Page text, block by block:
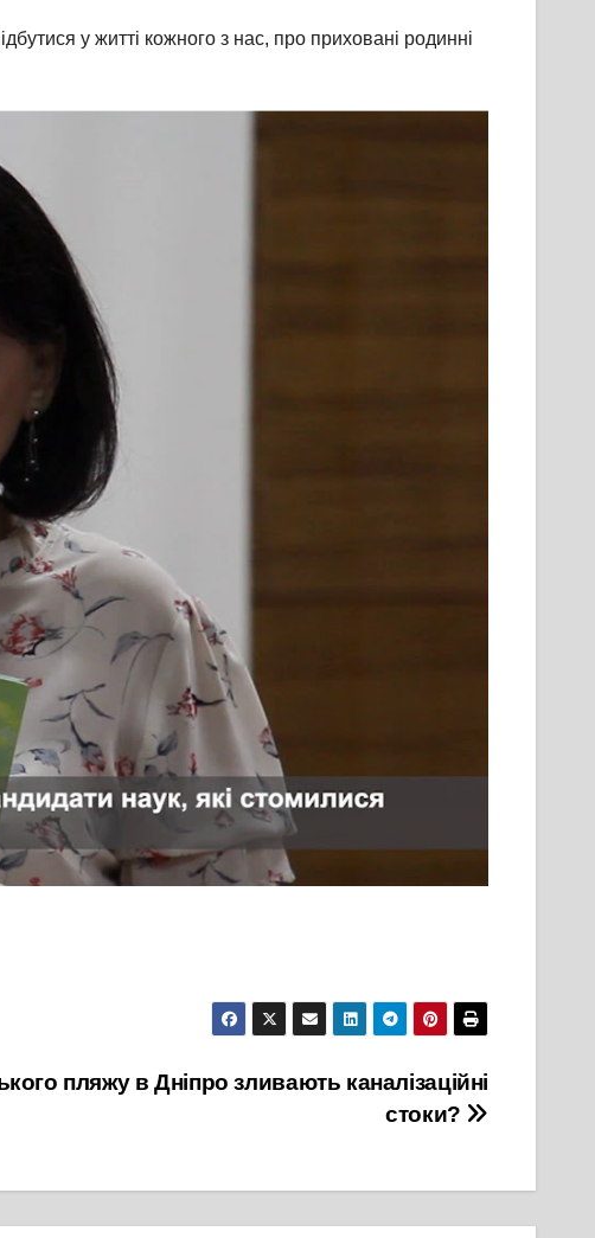
у житті кожного з нас, про приховані родинні
пляжу в Дніпро зливають каналізаційні
стоки?